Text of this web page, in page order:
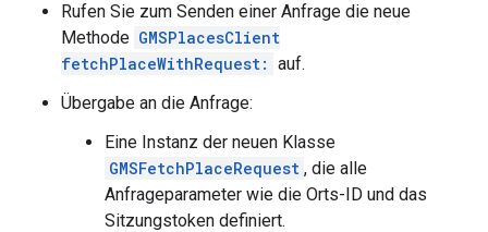
Rufen Sie zum Senden einer Anfrage die neue
Methode GMSPlacesClient
fetchPlaceWithRequest: auf.
Übergabe an die Anfrage:
Eine Instanz der neuen Klasse
GMSFetchPlaceRequest , die alle
Anfrageparameter wie die Orts-ID und das
Sitzungstoken definiert.